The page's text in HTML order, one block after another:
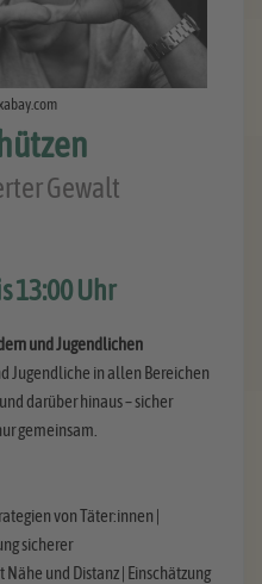
Gewalt
13:00 Uhr
und Jugendlichen
Jugendliche in allen Bereichen
darüber hinaus – sicher
gemeinsam.
von Täter:innen |
sicherer
und Distanz | Einschätzung